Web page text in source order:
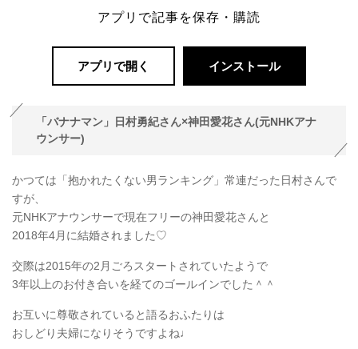
アプリで記事を保存・購読
アプリで開く インストール
「バナナマン」日村勇紀さん×神田愛花さん(元NHKアナ
ウンサー)
かつては「抱かれたくない男ランキング」常連だった日村さんで
すが、
元NHKアナウンサーで現在フリーの神田愛花さんと
2018年4月に結婚されました♡
交際は2015年の2月ごろスタートされていたようで
3年以上のお付き合いを経てのゴールインでした＾＾
お互いに尊敬されていると語るおふたりは
おしどり夫婦になりそうですよね♩